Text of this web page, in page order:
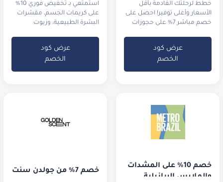
خطط لرحلتك القادمة بأقل
الأسعار وأعلى توفير! احصل على
خصم مباشر 7% على حجوزات
عرض كود
الخصم
استمتعي بـ تخفيض فوري 10%
على كريمات الجسم، مقشرات
البشرة الطبيعية، وزيوت
عرض كود
الخصم
خصم 10% على المشدات
والملابس البرازيلية
خصم 7% من جولدن سنت